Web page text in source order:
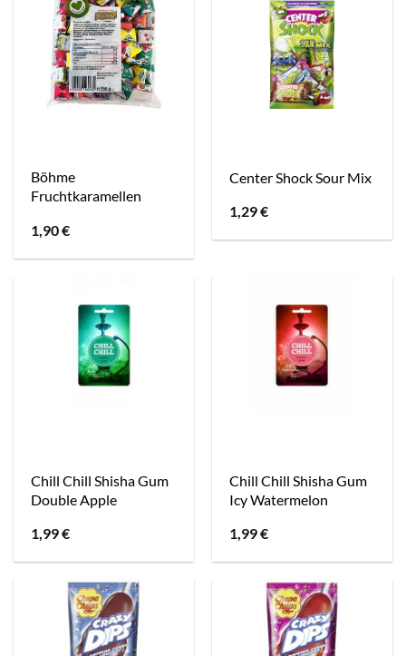
Böhme
Fruchtkaramellen
1,90€
Center Shock Sour Mix
1,29€
Chill Chill Shisha Gum
Double Apple
1,99€
Chill Chill Shisha Gum
Icy Watermelon
1,99€